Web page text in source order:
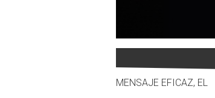
MENSAJE EFICAZ, EL